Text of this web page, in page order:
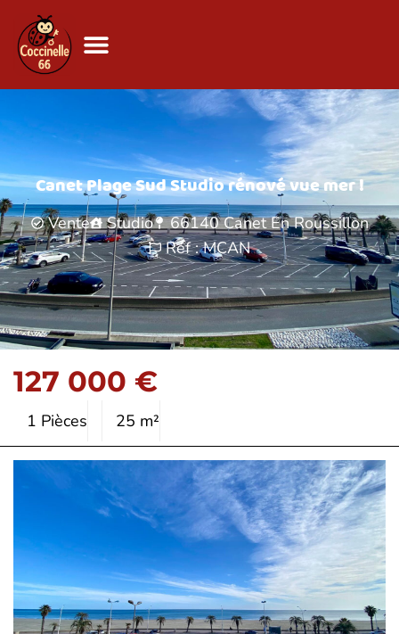
Canet Plage Sud Studio rénové vue mer !
Vente Studio 66140 Canet En Roussillon
Réf : MCAN
127 000 €
1 Pièces 25 m²